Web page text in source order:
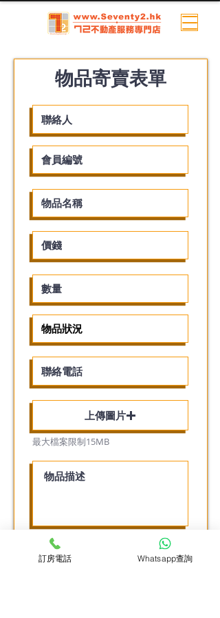
物品寄賣表單
上傳圖片
最大檔案限制15MB
訂房電話 Whatsapp查詢